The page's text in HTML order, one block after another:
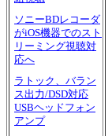
ソニーBDレコーダ
がiOS機器でのスト
リーミング視聴対
応へ
ラトック、バラン
ス出力/DSD対応
USBヘッドフォン
アンプ